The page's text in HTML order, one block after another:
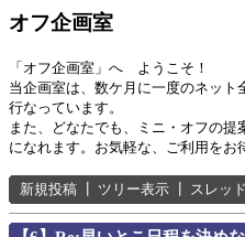
オフ企画室
「オフ企画室」へ ようこそ！
当企画室は、数ケ月に一度のネッ
行なっています。
また、どなたでも、ミニ・オフの
になれます。お気軽な、ご利用をお
新規投稿 ツリー表示 スレッ